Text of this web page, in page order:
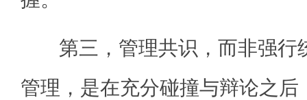
第三，管理共识，而非强行
管理，是在充分碰撞与辩论之后